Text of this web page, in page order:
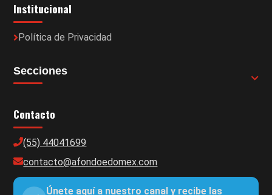
Institucional
Política de Privacidad
Secciones
Contacto
(55) 44041699
contacto@afondoedomex.com
Únete aquí a nuestro canal y recibe las